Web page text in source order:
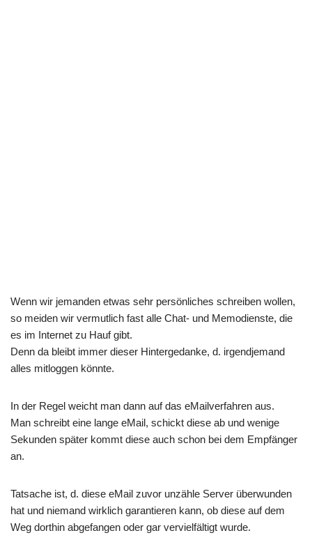
Wenn wir jemanden etwas sehr persönliches schreiben wollen,
so meiden wir vermutlich fast alle Chat- und Memodienste, die
es im Internet zu Hauf gibt.
Denn da bleibt immer dieser Hintergedanke, d. irgendjemand
alles mitloggen könnte.
In der Regel weicht man dann auf das eMailverfahren aus.
Man schreibt eine lange eMail, schickt diese ab und wenige
Sekunden später kommt diese auch schon bei dem Empfänger
an.
Tatsache ist, d. diese eMail zuvor unzähle Server überwunden
hat und niemand wirklich garantieren kann, ob diese auf dem
Weg dorthin abgefangen oder gar vervielfältigt wurde.